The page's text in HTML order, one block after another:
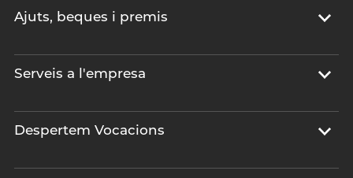
Ajuts, beques i premis
Serveis a l'empresa
Despertem Vocacions